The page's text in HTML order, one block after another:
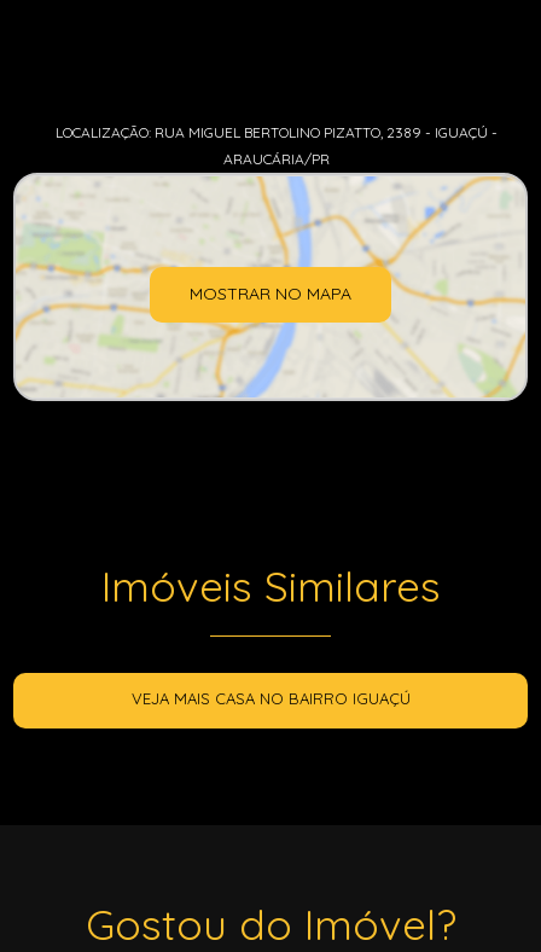
LOCALIZAÇÃO: RUA MIGUEL BERTOLINO PIZATTO, 2389 - IGUAÇÚ -
ARAUCÁRIA/PR
MOSTRAR NO MAPA
Imóveis Similares
VEJA MAIS CASA NO BAIRRO IGUAÇÚ
Gostou do Imóvel?